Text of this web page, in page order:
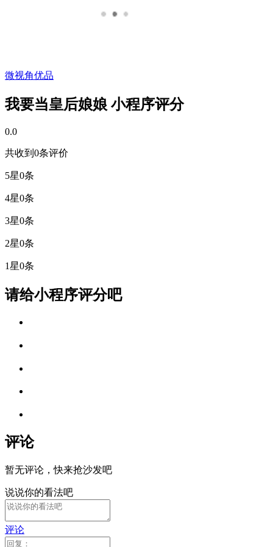
微视角优品
我要当皇后娘娘 小程序评分
0.0
共收到0条评价
5星0条
4星0条
3星0条
2星0条
1星0条
请给小程序评分吧
评论
暂无评论，快来抢沙发吧
说说你的看法吧
评论